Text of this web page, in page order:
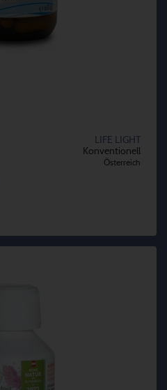
LIFE LIGHT
Konventionell
Österreich